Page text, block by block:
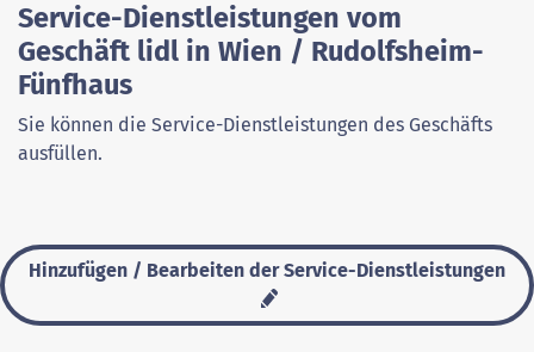
Service-Dienstleistungen vom
Geschäft lidl in Wien / Rudolfsheim-
Fünfhaus
Sie können die Service-Dienstleistungen des Geschäfts
ausfüllen.
Hinzufügen / Bearbeiten der Service-Dienstleistungen